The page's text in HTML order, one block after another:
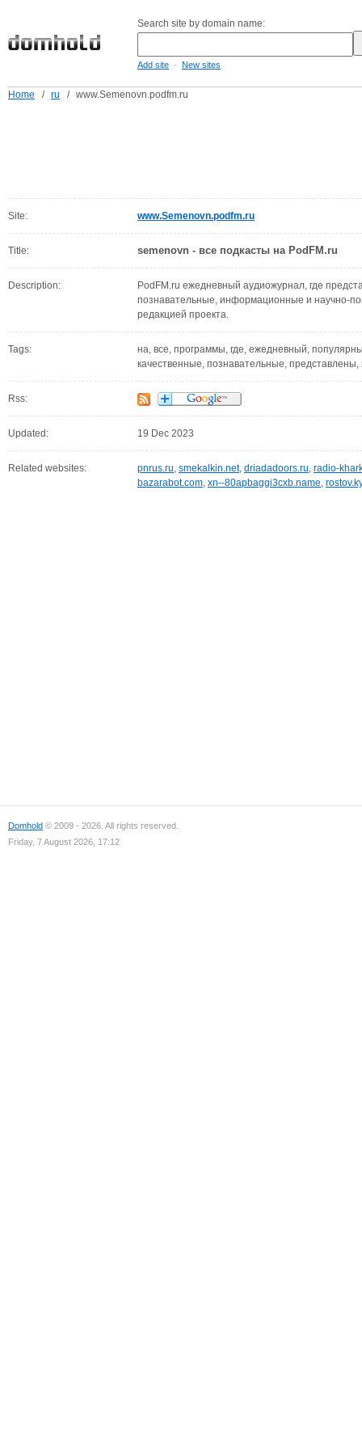
Search site by domain name:
Add site - New sites
Home / ru / www.Semenovn.podfm.ru
Site: www.Semenovn.podfm.ru
Title: semenovn - все подкасты на PodFM.ru
Description:
PodFM.ru ежедневный аудиожурнал, где
познавательные, информационные и научно-
редакцией проекта.
Tags:
на, все, программы, где, ежедневный,
качественные, познавательные,
Rss:
Updated: 19 Dec 2023
Related websites: pnrus.ru, smekalkin.net, driadadoors.ru, radio-
bazarabot.com, xn--80apbaggi3cxb.name,
Domhold © 2009 - 2026. All rights reserved.
Friday, 7 August 2026, 17:12